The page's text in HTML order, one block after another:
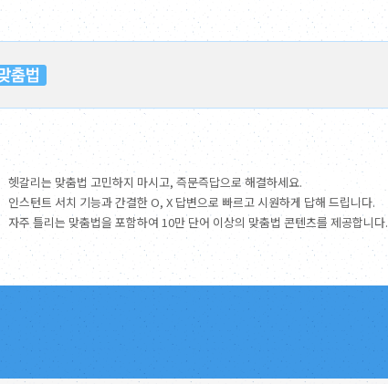
헷갈리는 맞춤법 고민하지 마시고, 즉문즉답으로 해결하세요.
인스턴트 서치 기능과 간결한 O, X 답변으로 빠르고 시원하게 답해 드립니다.
자주 틀리는 맞춤법을 포함하여 10만 단어 이상의 맞춤법 콘텐츠를 제공합니다.